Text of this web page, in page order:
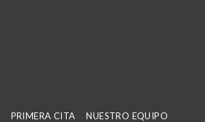
PRIMERA CITA NUESTRO EQUIPO